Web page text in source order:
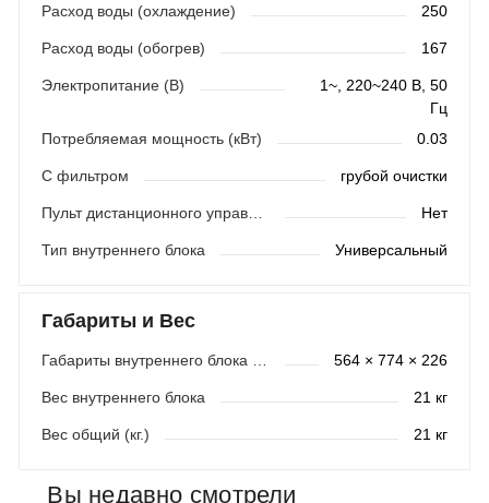
Расход воды (охлаждение) 250
Расход воды (обогрев) 167
Электропитание (В)
1~, 220~240 В, 50
Гц
Потребляемая мощность (кВт)
0.03
С фильтром грубой очистки
Пульт дистанционного управления Нет
Тип внутреннего блока Универсальный
Габариты и Вес
564 × 774 × 226
Вес внутреннего блока 21 кг
Вес общий (кг.) 21 кг
Вы недавно смотрели